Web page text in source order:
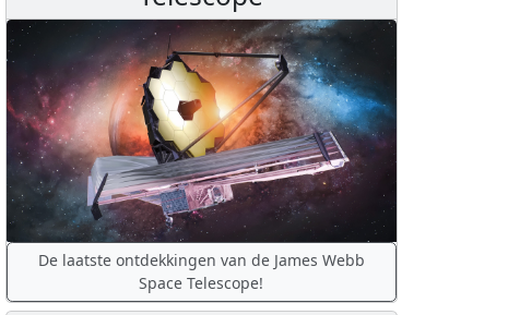
De laatste ontdekkingen van de James Webb
Space Telescope!